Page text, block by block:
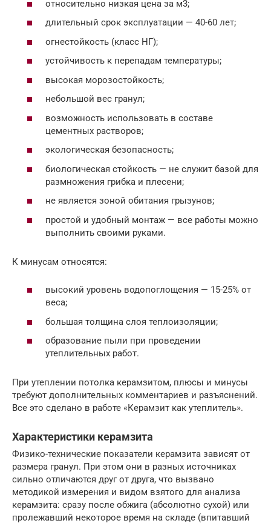
относительно низкая цена за м3;
длительный срок эксплуатации — 40-60 лет;
огнестойкость (класс НГ);
устойчивость к перепадам температуры;
высокая морозостойкость;
небольшой вес гранул;
возможность использовать в составе
цементных растворов;
экологическая безопасность;
биологическая стойкость — не служит базой для
размножения грибка и плесени;
не является зоной обитания грызунов;
простой и удобный монтаж — все работы можно
выполнить своими руками.
К минусам относятся:
высокий уровень водопоглощения — 15-25% от
веса;
большая толщина слоя теплоизоляции;
образование пыли при проведении
утеплительных работ.
При утеплении потолка керамзитом, плюсы и минусы
требуют дополнительных комментариев и разъяснений.
Все это сделано в работе «Керамзит как утеплитель».
Характеристики керамзита
Физико-технические показатели керамзита зависят от
размера гранул. При этом они в разных источниках
сильно отличаются друг от друга, что вызвано
методикой измерения и видом взятого для анализа
керамзита: сразу после обжига (абсолютно сухой) или
пролежавший некоторое время на складе (впитавший